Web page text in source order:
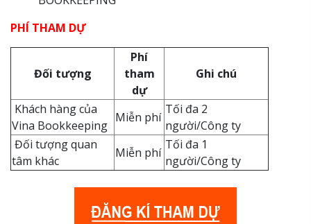
PHÍ THAM DỰ
Đối tượng
Phí
tham
dự
Ghi chú
Khách hàng của
Vina Bookkeeping
Miễn phí
Tối đa 2
người/Công ty
Đối tượng quan
tâm khác
Miễn phí
Tối đa 1
người/Công ty